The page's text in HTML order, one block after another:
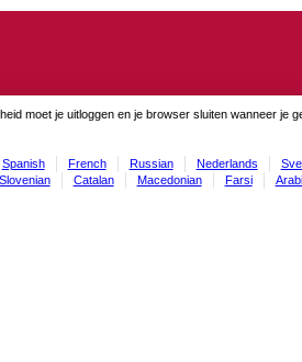
moet je uitloggen en je browser sluiten wanneer je
Spanish French Russian Nederlands
Slovenian Catalan Macedonian Farsi